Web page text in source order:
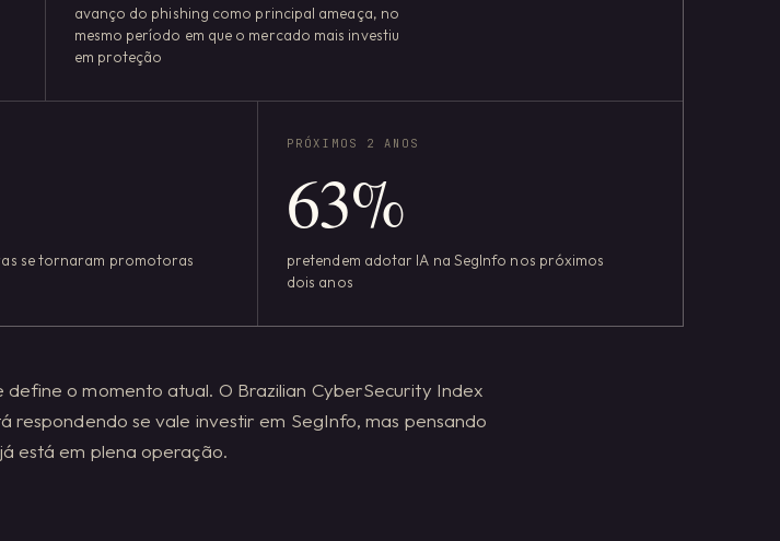
avanço do phishing como principal ameaça, no
mesmo período em que o mercado mais investiu
em proteção
se tornaram promotoras
PRÓXIMOS 2 ANOS
63%
pretendem adotar IA na SegInfo nos próximos
dois anos
define o momento atual. O Brazilian CyberSecurity Index
respondendo se vale investir em SegInfo, mas pensando
está em plena operação.